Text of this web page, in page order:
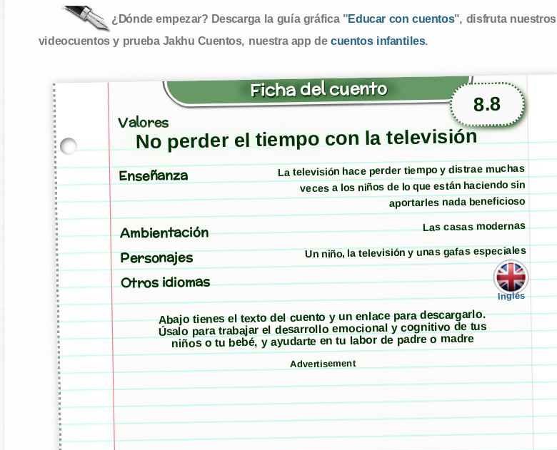
¿Dónde empezar? Descarga la guía gráfica "Educar con cuentos", disfruta nuestros
videocuentos y prueba Jakhu Cuentos, nuestra app decuentos infantiles.
Ficha del cuento
8.8
Valores
No perder el tiempo con la televisión
Enseñanza La televisión hace perder tiempo y distrae muchas
veces a los niños de lo que están haciendo sin
aportarles nada beneficioso
Ambientación Las casas modernas
Personajes Un niño, la televisión y unas gafas especiales
Otros idiomas
Inglés
Abajo tienes el texto del cuento y un enlace para descargarlo.
Úsalo para trabajar el desarrollo emocional y cognitivo de tus
niños o tu bebé, y ayudarte en tu labor de padre o madre
Advertisement